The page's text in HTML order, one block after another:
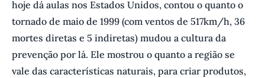
hoje dá aulas nos Estados Unidos, contou o quanto o
tornado de maio de 1999 (com ventos de 517km/h, 36
mortes diretas e 5 indiretas) mudou a cultura da
prevenção por lá. Ele mostrou o quanto a região se
vale das características naturais, para criar produtos,